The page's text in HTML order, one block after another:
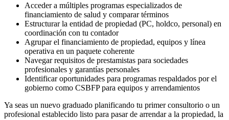
Acceder a múltiples programas especializados de
financiamiento de salud y comparar términos
Estructurar la entidad de propiedad (PC, holdco, personal) en
coordinación con tu contador
Agrupar el financiamiento de propiedad, equipos y línea
operativa en un paquete coherente
Navegar requisitos de prestamistas para sociedades
profesionales y garantías personales
Identificar oportunidades para programas respaldados por el
gobierno como CSBFP para equipos y arrendamientos
Ya seas un nuevo graduado planificando tu primer consultorio o un
profesional establecido listo para pasar de arrendar a la propiedad, la